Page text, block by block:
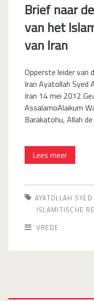
Brief naar
van het
van Iran
Opperste leider van
Iran Ayatollah Syed
Iran 14 mei 2012
AssalamoAlaikum
Barakatohu, Allah
Lees meerBrief
AYATOLLAH
ISLAMITISCHE
VREDE